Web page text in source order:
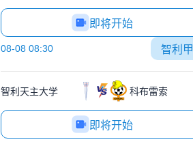
即将开始
08-08 08:30 智利甲
智利天主大学 科布雷索
即将开始